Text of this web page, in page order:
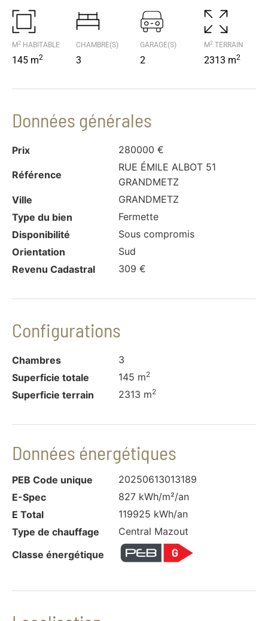
M2 HABITABLE
145 m2
CHAMBRE(S)
3
GARAGE(S)
2
M2 TERRAIN
2313 m2
Données générales
Prix 280000 €
Référence
RUE ÉMILE ALBOT 51
GRANDMETZ
Ville
GRANDMETZ
Type du bien
Fermette
Disponibilité
Sous compromis
Orientation
Sud
Revenu Cadastral
309 €
Configurations
Chambres
3
Superficie totale
145 m2
Superficie terrain 2313 m2
Données énergétiques
PEB Code unique
20250613013189
E-Spec
827 kWh/m²/an
E Total
119925 kWh/an
Type de chauffage
Central Mazout
Classe énergétique